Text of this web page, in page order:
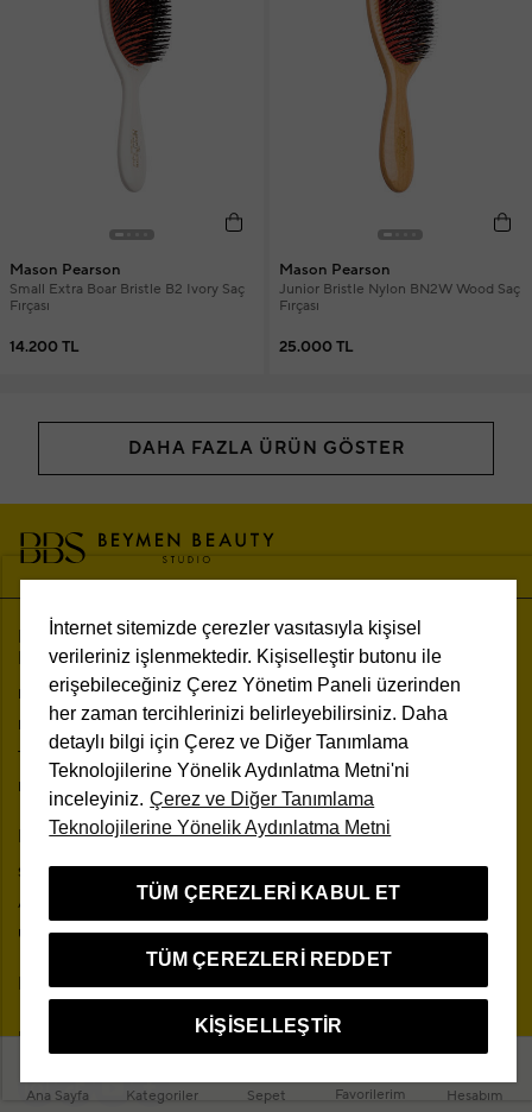
Ana Sayfa Kategoriler Sepet Favorilerim Hesabım
Mason Pearson
Small Extra Boar Bristle B2 Ivory Saç
Fırçası
14.200 TL
Mason Pearson
Junior Bristle Nylon BN2W Wood Saç
Fırçası
25.000 TL
DAHA FAZLA ÜRÜN GÖSTER
Beymen Beauty Studio
Hakkında
Markalar
Koşulsuz Müşteri Mutluluğu
The One Beauty Rewards
Bilgi Toplumu Hizmetleri
Hesabım
Siparişlerim
Adreslerim
Üyelik Bilgilerim
Mağazalar
Müşteri Hizmetleri
Bize Sorun
Sıkça Sorulan Sorular
İşlem Rehberi
Ücretsiz Kargo ve İade
Mağazadan Teslim
Üyelik Sözleşmesi
Kişisel Verilerin Korunması
İletişim
Mesafeli Satış Sözleşmesi
Bizi Takip Edin
İnternet sitemizde çerezler vasıtasıyla kişisel
verileriniz işlenmektedir. Kişiselleştir butonu ile
erişebileceğiniz Çerez Yönetim Paneli üzerinden
her zaman tercihlerinizi belirleyebilirsiniz. Daha
detaylı bilgi için Çerez ve Diğer Tanımlama
Teknolojilerine Yönelik Aydınlatma Metni'ni
inceleyiniz. Çerez ve Diğer Tanımlama
Teknolojilerine Yönelik Aydınlatma Metni
TÜM ÇEREZLERI KABUL ET
TÜM ÇEREZLERI REDDET
KIŞISELLEŞTIR